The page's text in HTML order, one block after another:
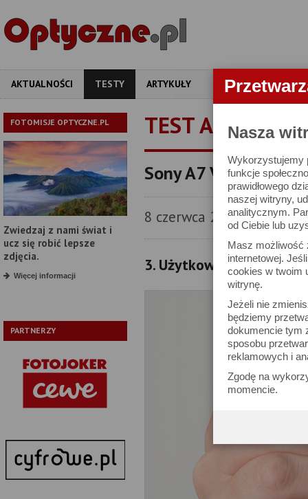
Nasza
Wykorzystujemy
funkcje
prawidłowego
naszej witryny,
analitycznym.
od Ciebie lub
Masz możliwość
internetowej.
cookies w twoim
witrynę.
Jeżeli nie
będziemy
dokumencie tym
sposobu
reklamowych i
Zgodę na
momencie.
AKTUALNOŚCI TESTY ARTYKUŁY APARATY
FOTOMISJE OPTYCZNE.PL
Zwiedzaj z nami świat i
ucz się robić lepsze
zdjęcia.
Więcej informacji
PARTNERZY
TEST APARATU
Sony A7 V - test
8 czerwca 2026
3. Użytkowanie i